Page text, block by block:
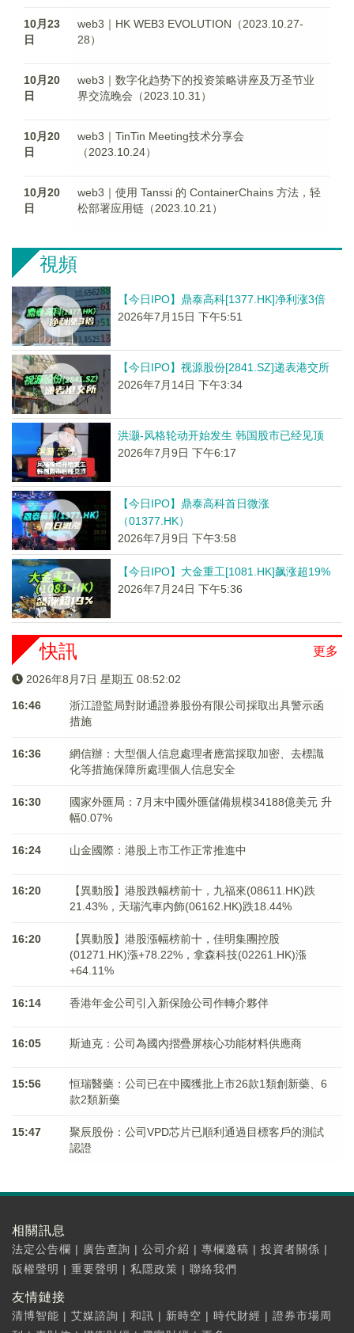
10月23
日
web3｜HK WEB3 EVOLUTION（2023.10.27-
28）
10月20
日
web3｜数字化趋势下的投资策略讲座及万圣节业
界交流晚会（2023.10.31）
10月20
日
web3｜TinTin Meeting技术分享会
（2023.10.24）
10月20
日
web3｜使用 Tanssi 的 ContainerChains 方法，轻
松部署应用链（2023.10.21）
視頻
【今日IPO】鼎泰高科[1377.HK]净利涨3倍
2026年7月15日 下午5:51
【今日IPO】视源股份[2841.SZ]递表港交所
2026年7月14日 下午3:34
洪灏-风格轮动开始发生 韩国股市已经见顶
2026年7月9日 下午6:17
【今日IPO】鼎泰高科首日微涨
（01377.HK）
2026年7月9日 下午3:58
【今日IPO】大金重工[1081.HK]飙涨超19%
2026年7月24日 下午5:36
更多
快訊
2026年8月7日 星期五 08:52:03
16:46
浙江證監局對財通證券股份有限公司採取出具警示函
措施
16:36
網信辦：大型個人信息處理者應當採取加密、去標識
化等措施保障所處理個人信息安全
16:30
國家外匯局：7月末中國外匯儲備規模34188億美元 升
幅0.07%
16:24 山金國際：港股上市工作正常推進中
16:20
【異動股】港股跌幅榜前十，九福來(08611.HK)跌
21.43%，天瑞汽車内飾(06162.HK)跌18.44%
16:20
【異動股】港股漲幅榜前十，佳明集團控股
(01271.HK)漲+78.22%，拿森科技(02261.HK)漲
+64.11%
16:14 香港年金公司引入新保險公司作轉介夥伴
16:05 斯迪克：公司為國內摺疊屏核心功能材料供應商
15:56
恒瑞醫藥：公司已在中國獲批上市26款1類創新藥、6
款2類新藥
15:47
聚辰股份：公司VPD芯片已順利通過目標客戶的測試
認證
相關訊息
法定公告欄 | 廣告查詢 | 公司介紹 | 專欄邀稿 | 投資者關係 |
版權聲明 | 重要聲明 | 私隱政策 | 聯絡我們
友情鏈接
清博智能 | 艾媒諮詢 | 和訊 | 新時空 | 時代財經 | 證券市場周